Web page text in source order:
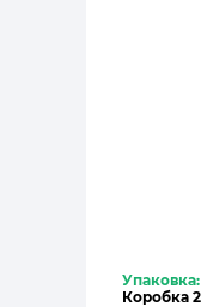
Упаковка:
Коробка